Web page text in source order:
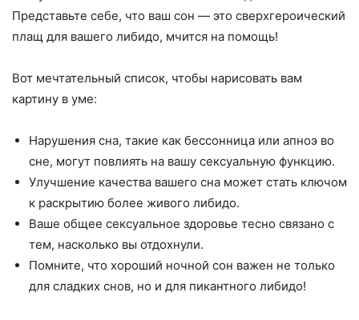
Представьте себе, что ваш сон — это сверхгероический
плащ для вашего либидо, мчится на помощь!
Вот мечтательный список, чтобы нарисовать вам
картину в уме:
Нарушения сна, такие как бессонница или апноэ во
сне, могут повлиять на вашу сексуальную функцию.
Улучшение качества вашего сна может стать ключом
к раскрытию более живого либидо.
Ваше общее сексуальное здоровье тесно связано с
тем, насколько вы отдохнули.
Помните, что хороший ночной сон важен не только
для сладких снов, но и для пикантного либидо!